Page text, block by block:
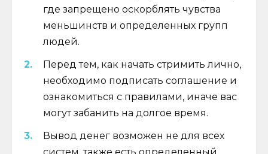
где запрещено оскорблять чувства
меньшинств и определенных групп
людей.
Перед тем, как начать стримить лично,
необходимо подписать соглашение и
ознакомиться с правилами, иначе вас
могут забанить на долгое время.
Вывод денег возможен не для всех